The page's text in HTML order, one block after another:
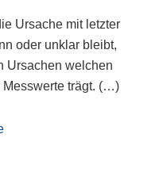
Ursache mit letzter
oder unklar bleibt,
Ursachen welchen
Messwerte trägt. (…)